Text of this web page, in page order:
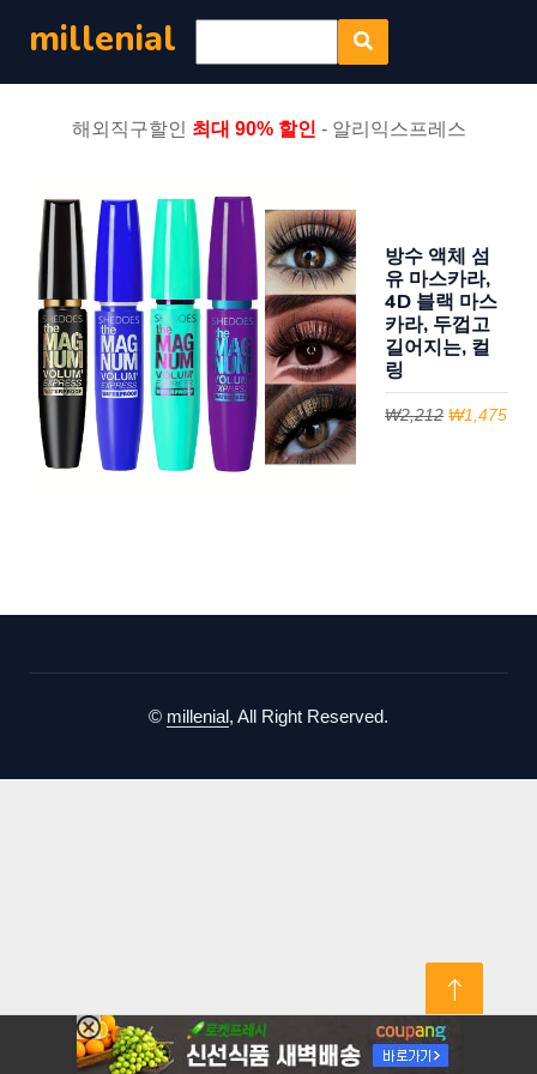
millenial
해외직구할인 최대 90% 할인 - 알리익스프레스
방수 액체 섬
유 마스카라,
4D 블랙 마스
카라, 두껍고
길어지는, 컬
링
₩2,212 ₩1,475
© millenial, All Right Reserved.